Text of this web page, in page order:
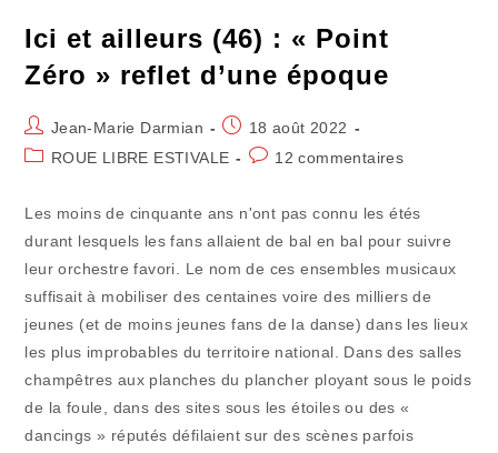
Ici et ailleurs (46) : « Point
Zéro » reflet d’une époque
Auteur/autrice
de
Jean-Marie Darmian
Publication
publiée :
18 août 2022
PostROUE LIBRE ESTIVALE
Commentaires
publication :
12 commentaires
Les moins de cinquante ans n'ont pas connu les étés
durant lesquels les fans allaient de bal en bal pour suivre
leur orchestre favori. Le nom de ces ensembles musicaux
suffisait à mobiliser des centaines voire des milliers de
jeunes (et de moins jeunes fans de la danse) dans les lieux
les plus improbables du territoire national. Dans des salles
champêtres aux planches du plancher ployant sous le poids
de la foule, dans des sites sous les étoiles ou des «
dancings » réputés défilaient sur des scènes parfois